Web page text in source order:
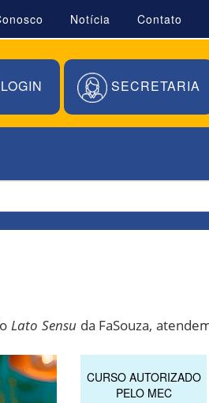
Notícia Contato
LOGIN SECRETARIA
Lato Sensuda FaSouza,
CURSO AUTORIZADO
PELO MEC